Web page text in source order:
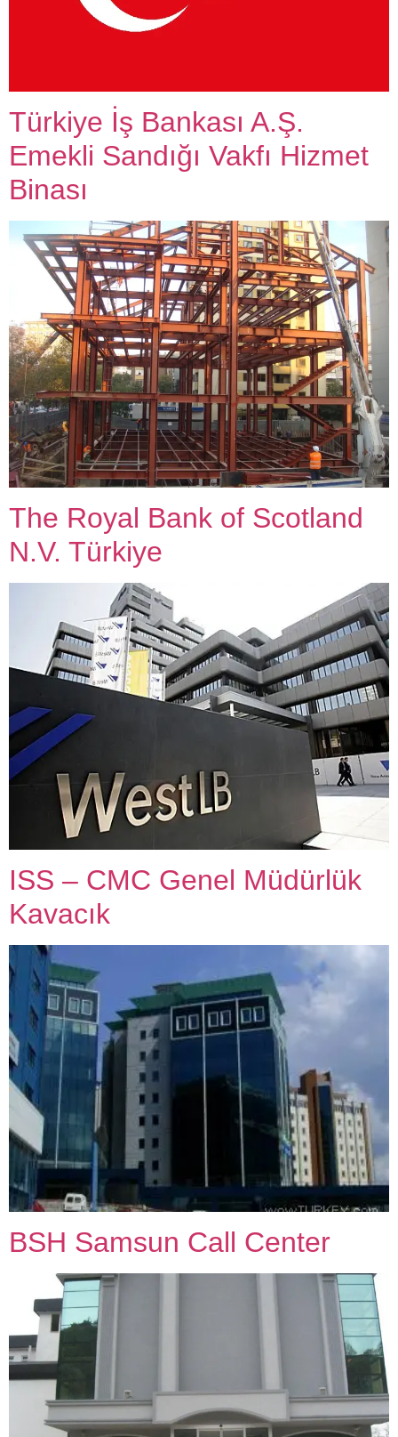
Türkiye İş Bankası A.Ş.
Emekli Sandığı Vakfı Hizmet
Binası
The Royal Bank of Scotland
N.V. Türkiye
ISS – CMC Genel Müdürlük
Kavacık
BSH Samsun Call Center